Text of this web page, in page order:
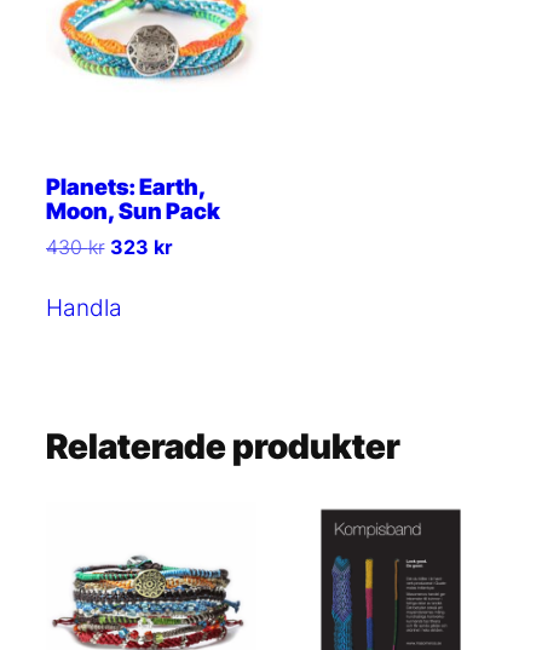
Planets: Earth,
Moon, Sun Pack
430kr Det
priset
323 krDet
Handla
Relaterade produkter